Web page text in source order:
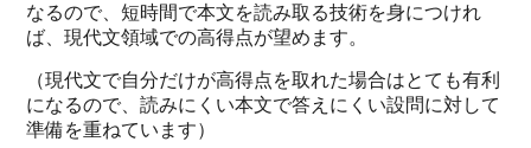
なるので、短時間で本文を読み取る技術を身につけれ
ば、現代文領域での高得点が望めます。
（現代文で自分だけが高得点を取れた場合はとても有利
になるので、読みにくい本文で答えにくい設問に対して
準備を重ねています）